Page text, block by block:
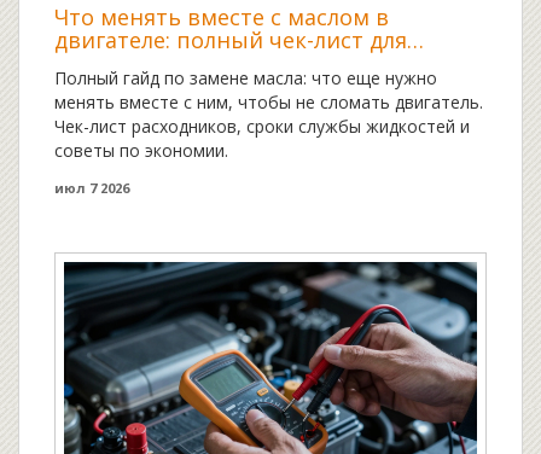
Что менять вместе с маслом в
двигателе: полный чек-лист для
автовладельца
Полный гайд по замене масла: что еще нужно
менять вместе с ним, чтобы не сломать двигатель.
Чек-лист расходников, сроки службы жидкостей и
советы по экономии.
июл 7 2026